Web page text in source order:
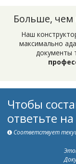
Больше, чем
Наш
максимально
документы
Чтобы
ответьте
Соответствует